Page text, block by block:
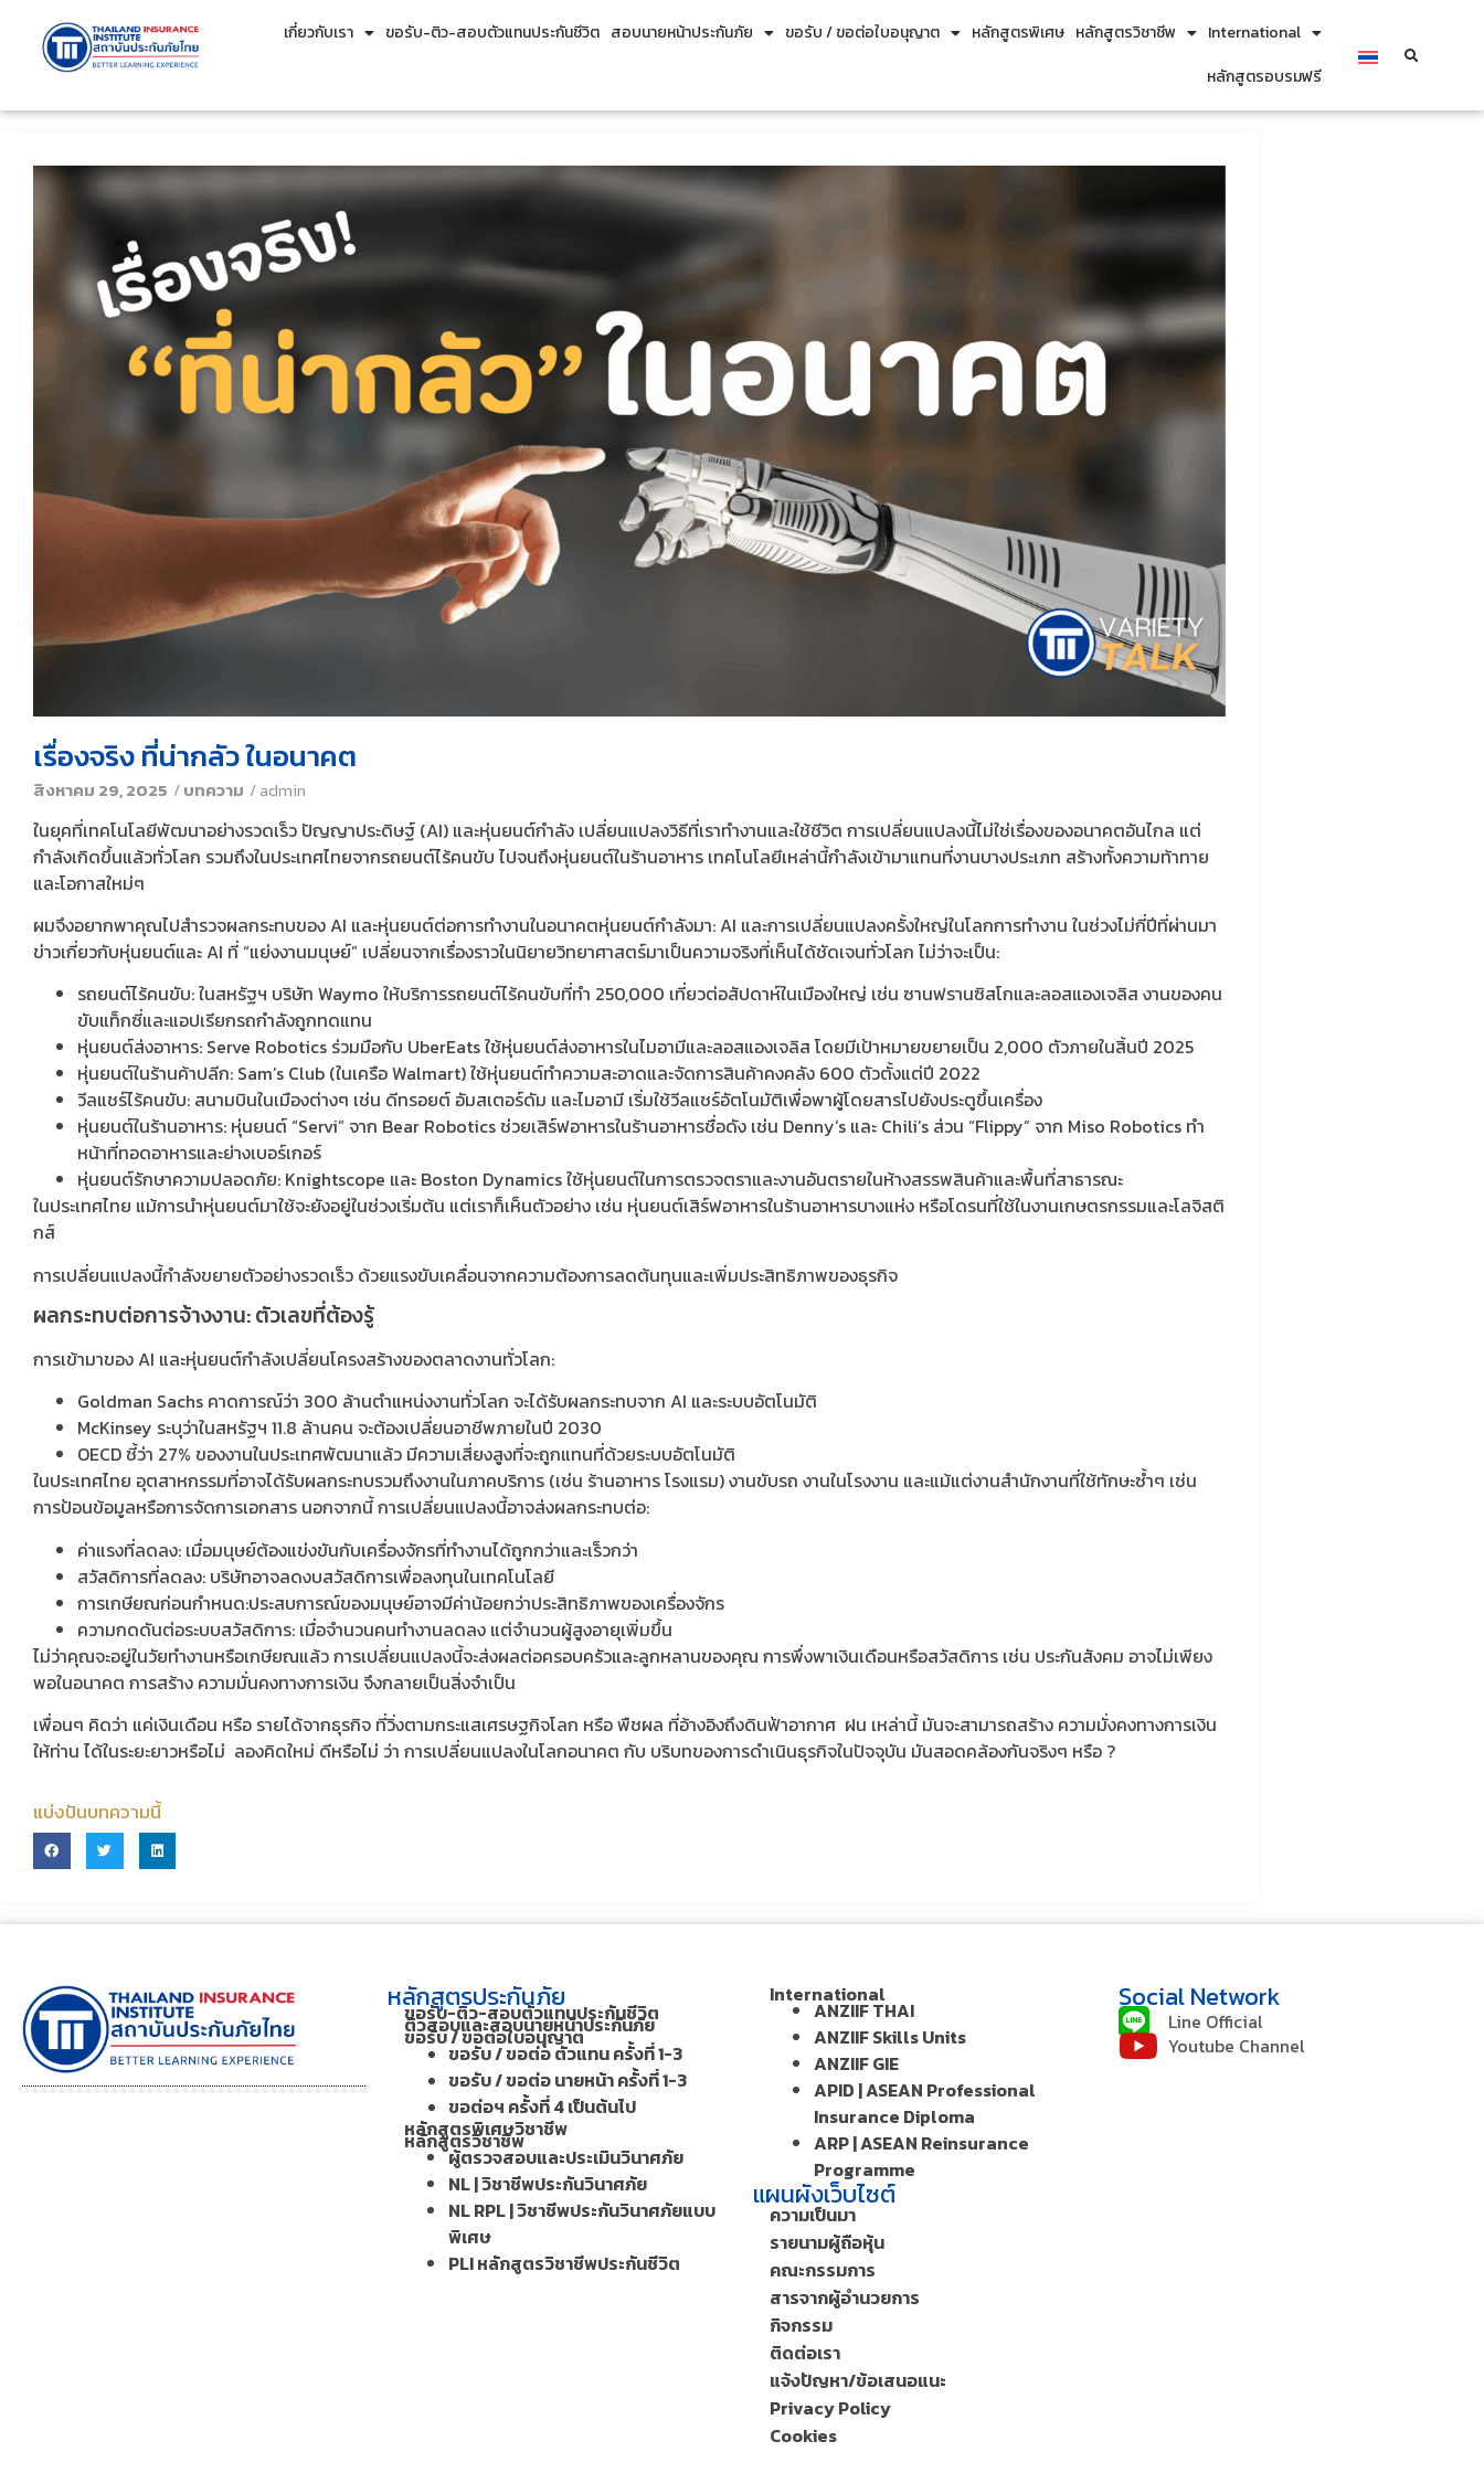
เกี่ยวกับเรา ขอรับ-ติว-สอบตัวแทนประกันชีวิต สอบนายหน้าประกันภัย ขอรับ / ขอต่อใบอนุญาต หลักสูตรพิเศษ หลักสูตรวิชาชีพ
International
หลักสูตรอบรมฟรี
เรื่องจริง ที่น่ากลัว ในอนาคต
สิงหาคม 29, 2025 /บทความ /admin
ในยุคที่เทคโนโลยีพัฒนาอย่างรวดเร็ว ปัญญาประดิษฐ์ (AI) และหุ่นยนต์กำลัง เปลี่ยนแปลงวิธีที่เราทำงานและใช้ชีวิต การเปลี่ยนแปลงนี้ไม่ใช่เรื่องของอนาคตอันไกล แต่
กำลังเกิดขึ้นแล้วทั่วโลก รวมถึงในประเทศไทยจากรถยนต์ไร้คนขับ ไปจนถึงหุ่นยนต์ในร้านอาหาร เทคโนโลยีเหล่านี้กำลังเข้ามาแทนที่งานบางประเภท สร้างทั้งความท้าทาย
และโอกาสใหม่ๆ
ผมจึงอยากพาคุณไปสำรวจผลกระทบของ AI และหุ่นยนต์ต่อการทำงานในอนาคตหุ่นยนต์กำลังมา: AI และการเปลี่ยนแปลงครั้งใหญ่ในโลกการทำงาน ในช่วงไม่กี่ปีที่ผ่านมา
ข่าวเกี่ยวกับหุ่นยนต์และ AI ที่ “แย่งงานมนุษย์” เปลี่ยนจากเรื่องราวในนิยายวิทยาศาสตร์มาเป็นความจริงที่เห็นได้ชัดเจนทั่วโลก ไม่ว่าจะเป็น:
รถยนต์ไร้คนขับ: ในสหรัฐฯ บริษัท Waymo ให้บริการรถยนต์ไร้คนขับที่ทำ 250,000 เที่ยวต่อสัปดาห์ในเมืองใหญ่ เช่น ซานฟรานซิสโกและลอสแองเจลิส งานของคน
ขับแท็กซี่และแอปเรียกรถกำลังถูกทดแทน
หุ่นยนต์ส่งอาหาร: Serve Robotics ร่วมมือกับ UberEats ใช้หุ่นยนต์ส่งอาหารในไมอามีและลอสแองเจลิส โดยมีเป้าหมายขยายเป็น 2,000 ตัวภายในสิ้นปี 2025
หุ่นยนต์ในร้านค้าปลีก: Sam’s Club (ในเครือ Walmart) ใช้หุ่นยนต์ทำความสะอาดและจัดการสินค้าคงคลัง 600 ตัวตั้งแต่ปี 2022
วีลแชร์ไร้คนขับ: สนามบินในเมืองต่างๆ เช่น ดีทรอยต์ อัมสเตอร์ดัม และไมอามี เริ่มใช้วีลแชร์อัตโนมัติเพื่อพาผู้โดยสารไปยังประตูขึ้นเครื่อง
หุ่นยนต์ในร้านอาหาร: หุ่นยนต์ “Servi” จาก Bear Robotics ช่วยเสิร์ฟอาหารในร้านอาหารชื่อดัง เช่น Denny’s และ Chili’s ส่วน “Flippy” จาก Miso Robotics ทำ
หน้าที่ทอดอาหารและย่างเบอร์เกอร์
หุ่นยนต์รักษาความปลอดภัย: Knightscope และ Boston Dynamics ใช้หุ่นยนต์ในการตรวจตราและงานอันตรายในห้างสรรพสินค้าและพื้นที่สาธารณะ
ในประเทศไทย แม้การนำหุ่นยนต์มาใช้จะยังอยู่ในช่วงเริ่มต้น แต่เราก็เห็นตัวอย่าง เช่น หุ่นยนต์เสิร์ฟอาหารในร้านอาหารบางแห่ง หรือโดรนที่ใช้ในงานเกษตรกรรมและโลจิสติ
กส์
การเปลี่ยนแปลงนี้กำลังขยายตัวอย่างรวดเร็ว ด้วยแรงขับเคลื่อนจากความต้องการลดต้นทุนและเพิ่มประสิทธิภาพของธุรกิจ
ผลกระทบต่อการจ้างงาน: ตัวเลขที่ต้องรู้
การเข้ามาของ AI และหุ่นยนต์กำลังเปลี่ยนโครงสร้างของตลาดงานทั่วโลก:
Goldman Sachs คาดการณ์ว่า 300 ล้านตำแหน่งงานทั่วโลก จะได้รับผลกระทบจาก AI และระบบอัตโนมัติ
McKinsey ระบุว่าในสหรัฐฯ 11.8 ล้านคน จะต้องเปลี่ยนอาชีพภายในปี 2030
OECD ชี้ว่า 27% ของงานในประเทศพัฒนาแล้ว มีความเสี่ยงสูงที่จะถูกแทนที่ด้วยระบบอัตโนมัติ
ในประเทศไทย อุตสาหกรรมที่อาจได้รับผลกระทบรวมถึงงานในภาคบริการ (เช่น ร้านอาหาร โรงแรม) งานขับรถ งานในโรงงาน และแม้แต่งานสำนักงานที่ใช้ทักษะซ้ำๆ เช่น
การป้อนข้อมูลหรือการจัดการเอกสาร นอกจากนี้ การเปลี่ยนแปลงนี้อาจส่งผลกระทบต่อ:
ค่าแรงที่ลดลง: เมื่อมนุษย์ต้องแข่งขันกับเครื่องจักรที่ทำงานได้ถูกกว่าและเร็วกว่า
สวัสดิการที่ลดลง: บริษัทอาจลดงบสวัสดิการเพื่อลงทุนในเทคโนโลยี
การเกษียณก่อนกำหนด:ประสบการณ์ของมนุษย์อาจมีค่าน้อยกว่าประสิทธิภาพของเครื่องจักร
ความกดดันต่อระบบสวัสดิการ: เมื่อจำนวนคนทำงานลดลง แต่จำนวนผู้สูงอายุเพิ่มขึ้น
ไม่ว่าคุณจะอยู่ในวัยทำงานหรือเกษียณแล้ว การเปลี่ยนแปลงนี้จะส่งผลต่อครอบครัวและลูกหลานของคุณ การพึ่งพาเงินเดือนหรือสวัสดิการ เช่น ประกันสังคม อาจไม่เพียง
พอในอนาคต การสร้าง ความมั่นคงทางการเงิน จึงกลายเป็นสิ่งจำเป็น
เพื่อนๆ คิดว่า แค่เงินเดือน หรือ รายได้จากธุรกิจ ที่วิ่งตามกระแสเศรษฐกิจโลก หรือ พืชผล ที่อ้างอิงถึงดินฟ้าอากาศ ฝน เหล่านี้ มันจะสามารถสร้าง ความมั่งคงทางการเงิน
ให้ท่าน ได้ในระยะยาวหรือไม่ ลองคิดใหม่ ดีหรือไม่ ว่า การเปลี่ยนแปลงในโลกอนาคต กับ บริบทของการดำเนินธุรกิจในปัจจุบัน มันสอดคล้องกันจริงๆ หรือ ?
แบ่งปันบทความนี้
หลักสูตรประกันภัย
ขอรับ-ติว-สอบตัวแทนประกันชีวิต
ติวสอบและสอบนายหน้าประกันภัย
ขอรับ / ขอต่อใบอนุญาต
ขอรับ / ขอต่อ ตัวแทน ครั้งที่ 1-3
ขอรับ / ขอต่อ นายหน้า ครั้งที่ 1-3
ขอต่อฯ ครั้งที่ 4 เป็นต้นไป
หลักสูตรพิเศษวิชาชีพ
หลักสูตรวิชาชีพ
ผู้ตรวจสอบและประเมินวินาศภัย
NL | วิชาชีพประกันวินาศภัย
NL RPL | วิชาชีพประกันวินาศภัยแบบ
พิเศษ
PLI หลักสูตรวิชาชีพประกันชีวิต
International
ANZIIF THAI
ANZIIF Skills Units
ANZIIF GIE
APID | ASEAN Professional
Insurance Diploma
ARP | ASEAN Reinsurance
Programme
แผนผังเว็บไซต์
ความเป็นมา
รายนามผู้ถือหุ้น
คณะกรรมการ
สารจากผู้อำนวยการ
กิจกรรม
ติดต่อเรา
แจ้งปัญหา/ข้อเสนอแนะ
Privacy Policy
Cookies
Social Network
Line Official
Youtube Channel